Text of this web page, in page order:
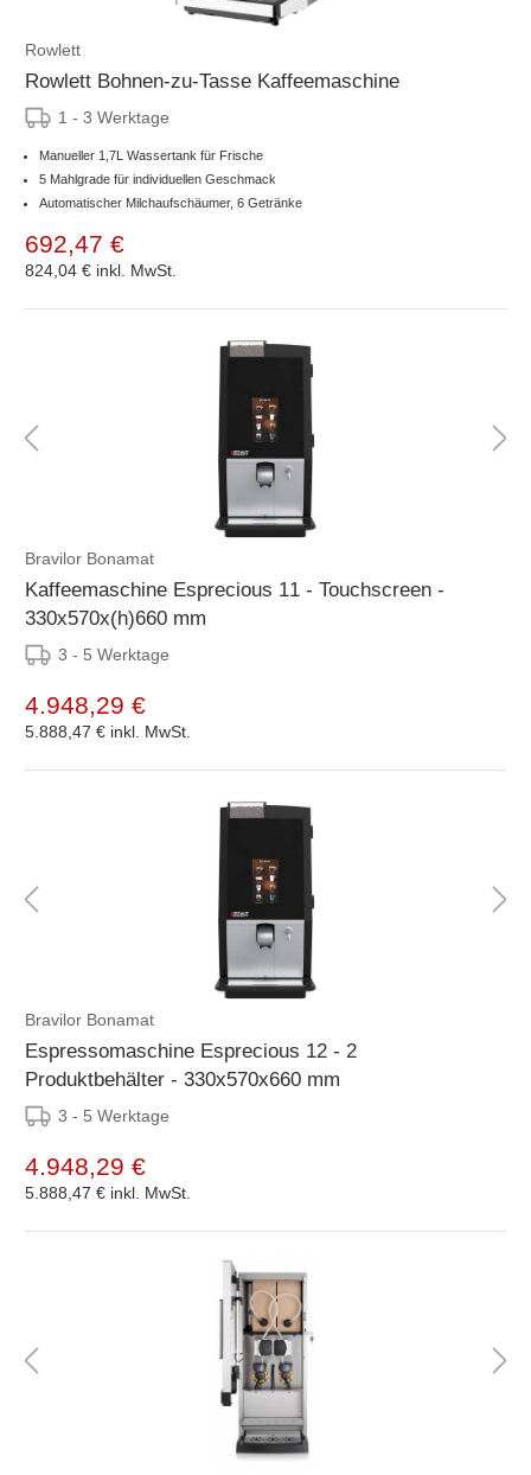
Rowlett
Rowlett Bohnen-zu-Tasse Kaffeemaschine
1 - 3 Werktage
Manueller 1,7L Wassertank für Frische
5 Mahlgrade für individuellen Geschmack
Automatischer Milchaufschäumer, 6 Getränke
692,47 €
824,04 € inkl. MwSt.
Bravilor Bonamat
Kaffeemaschine Esprecious 11 - Touchscreen -
330x570x(h)660 mm
3 - 5 Werktage
4.948,29 €
5.888,47 € inkl. MwSt.
Bravilor Bonamat
Espressomaschine Esprecious 12 - 2
Produktbehälter - 330x570x660 mm
3 - 5 Werktage
4.948,29 €
5.888,47 € inkl. MwSt.